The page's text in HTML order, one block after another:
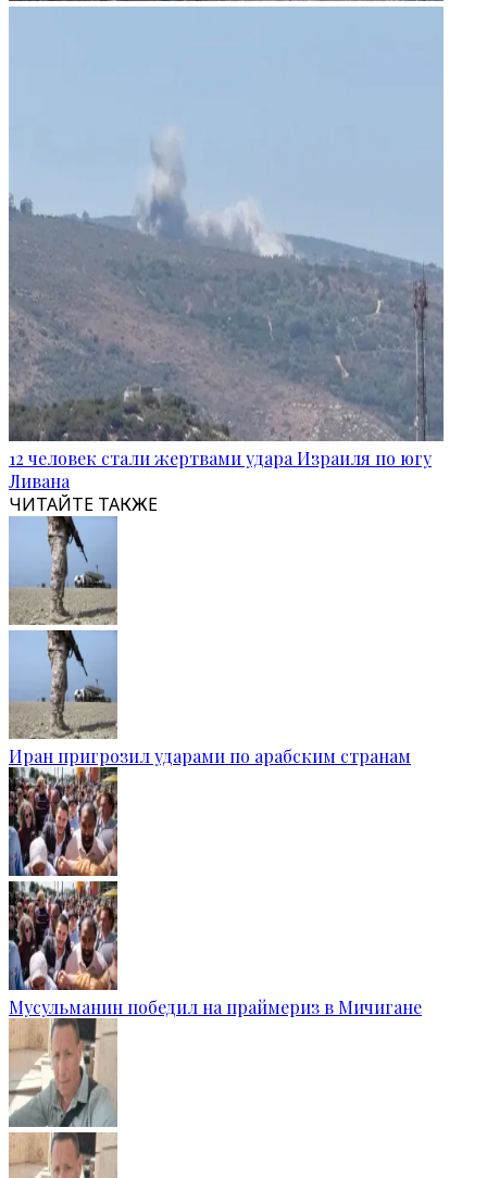
12 человек стали жертвами удара Израиля по югу
Ливана
ЧИТАЙТЕ ТАКЖЕ
Иран пригрозил ударами по арабским странам
Мусульманин победил на праймериз в Мичигане